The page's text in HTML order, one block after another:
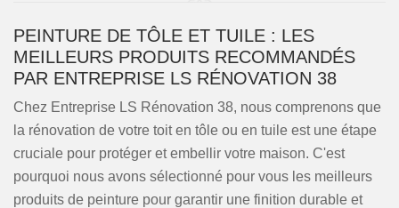
PEINTURE DE TÔLE ET TUILE : LES
MEILLEURS PRODUITS RECOMMANDÉS
PAR ENTREPRISE LS RÉNOVATION 38
Chez Entreprise LS Rénovation 38, nous comprenons que
la rénovation de votre toit en tôle ou en tuile est une étape
cruciale pour protéger et embellir votre maison. C'est
pourquoi nous avons sélectionné pour vous les meilleurs
produits de peinture pour garantir une finition durable et